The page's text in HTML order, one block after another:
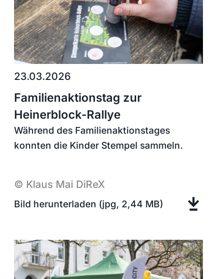
23.03.2026
Familienaktionstag zur
Heinerblock-Rallye
Während des Familienaktionstages
konnten die Kinder Stempel sammeln.
© Klaus Mai DiReX
Bild herunterladen (jpg, 2,44 MB)